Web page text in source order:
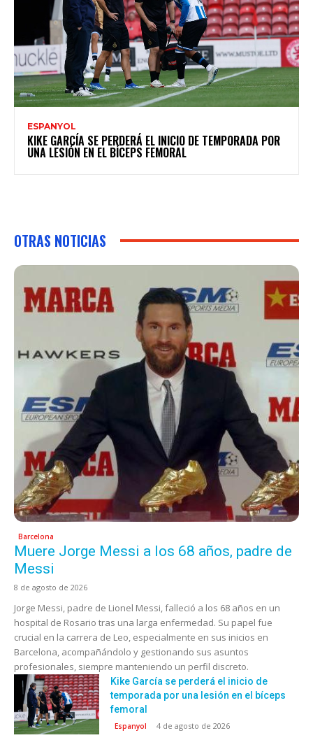
ESPANYOL
KIKE GARCÍA SE PERDERÁ EL INICIO DE TEMPORADA POR
UNA LESIÓN EN EL BÍCEPS FEMORAL
OTRAS NOTICIAS
Barcelona
Muere Jorge Messi a los 68 años, padre de
Messi
8 de agosto de 2026
Jorge Messi, padre de Lionel Messi, falleció a los 68 años en un
hospital de Rosario tras una larga enfermedad. Su papel fue
crucial en la carrera de Leo, especialmente en sus inicios en
Barcelona, acompañándolo y gestionando sus asuntos
profesionales, siempre manteniendo un perfil discreto.
Kike García se perderá el inicio de
temporada por una lesión en el bíceps
femoral
Espanyol 4 de agosto de 2026